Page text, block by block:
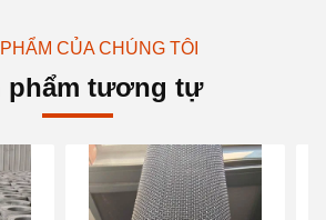
CỦA CHÚNG TÔI
phẩm tương tự